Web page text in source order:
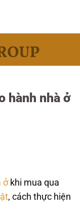
hành nhà ở
ởkhi mua qua
, cách thực hiện